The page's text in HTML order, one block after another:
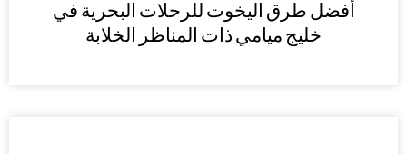
أفضل طرق اليخوت للرحلات البحرية في
خليج ميامي ذات المناظر الخلابة